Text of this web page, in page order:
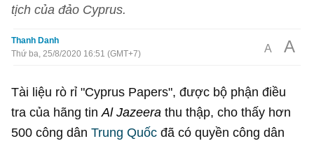
tịch của đảo Cyprus.
Thanh Danh
Thứ ba, 25/8/2020 16:51 (GMT+7)
A A
Tài liệu rò rỉ "Cyprus Papers", được bộ phận điều
tra của hãng tinAl Jazeera thu thập, cho thấy hơn
500 công dânTrung Quốc đã có quyền công dân